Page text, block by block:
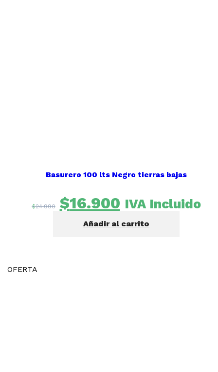
Basurero 100 lts Negro tierras bajas
$24.990 El
precio
original
$16.900El
precio
actual
IVA Incluido
Añadir al carrito
OFERTA